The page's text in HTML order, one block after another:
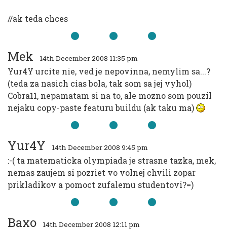
//ak teda chces
Mek 14th December 2008 11:35 pm
Yur4Y urcite nie, ved je nepovinna, nemylim sa...?
(teda za nasich cias bola, tak som sa jej vyhol)
Cobra11, nepamatam si na to, ale mozno som pouzil
nejaku copy-paste featuru buildu (ak taku ma)
Yur4Y 14th December 2008 9:45 pm
:-( ta matematicka olympiada je strasne tazka, mek,
nemas zaujem si pozriet vo volnej chvili zopar
prikladikov a pomoct zufalemu studentovi?=)
Baxo 14th December 2008 12:11 pm